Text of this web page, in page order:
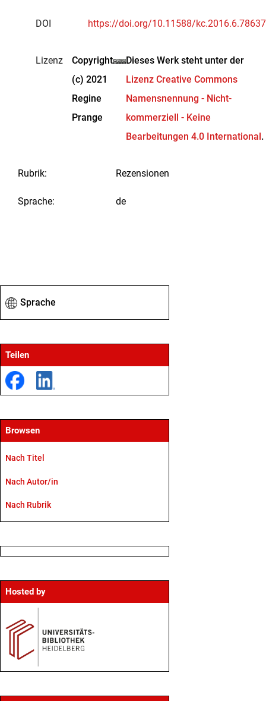
DOI https://doi.org/10.11588/kc.2016.6.78637
Lizenz
Copyright
(c) 2021
Regine
Prange
Dieses Werk steht unter der
Lizenz Creative Commons
Namensnennung - Nicht-
kommerziell - Keine
Bearbeitungen 4.0 International.
Rubrik: Rezensionen
Sprache: de
Sprache
Teilen
Browsen
Nach Titel
Nach Autor/in
Nach Rubrik
Hosted by